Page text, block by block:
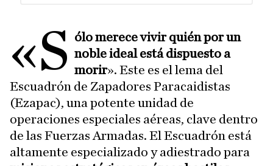
«S ólo merece vivir quién por un
noble ideal está dispuesto a
morir». Este es el lema del
Escuadrón de Zapadores Paracaidistas
(Ezapac), una potente unidad de
operaciones especiales aéreas, clave dentro
de las Fuerzas Armadas. El Escuadrón está
altamente especializado y adiestrado para